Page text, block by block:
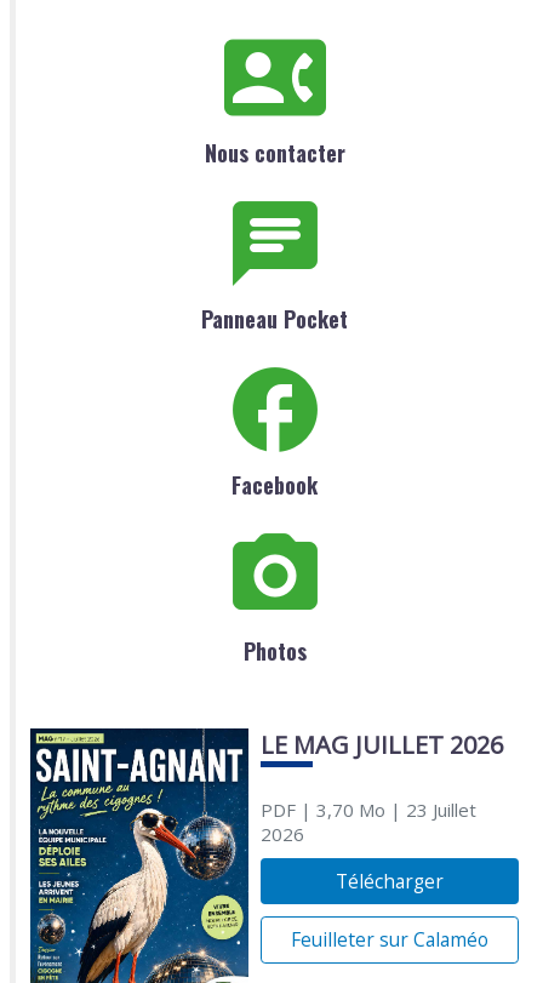
Nous contacter
Panneau Pocket
Facebook
Photos
LE MAG JUILLET 2026
PDF| 3,70 Mo | 23 Juillet
2026
Télécharger
Feuilleter sur Calaméo